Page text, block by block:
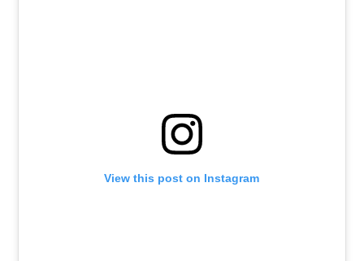
View this post on Instagram